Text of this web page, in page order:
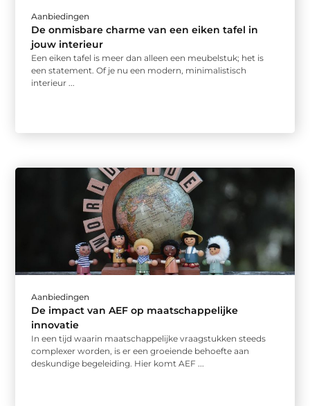
Aanbiedingen
De onmisbare charme van een eiken tafel in
jouw interieur
Een eiken tafel is meer dan alleen een meubelstuk; het is
een statement. Of je nu een modern, minimalistisch
interieur ...
Aanbiedingen
De impact van AEF op maatschappelijke
innovatie
In een tijd waarin maatschappelijke vraagstukken steeds
complexer worden, is er een groeiende behoefte aan
deskundige begeleiding. Hier komt AEF ...